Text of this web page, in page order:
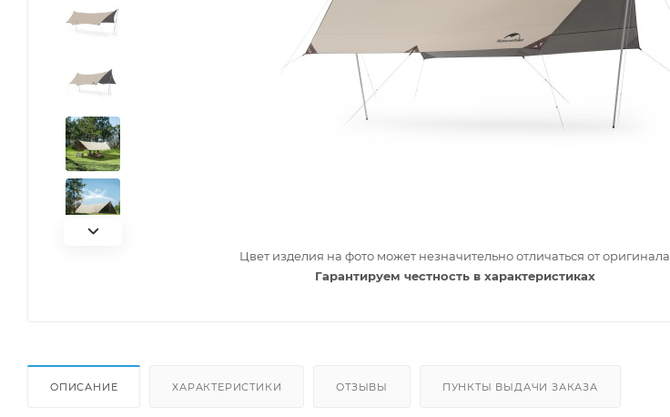
Цвет изделия на фото может незначительно отличаться от оригинала
Гарантируем честность в характеристиках
ОПИСАНИЕ ХАРАКТЕРИСТИКИ ОТЗЫВЫ ПУНКТЫ ВЫДАЧИ ЗАКАЗА